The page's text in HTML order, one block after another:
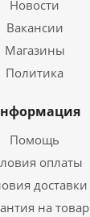
Новости
Вакансии
Магазины
Политика
Помощь
оплаты
доставки
на товар